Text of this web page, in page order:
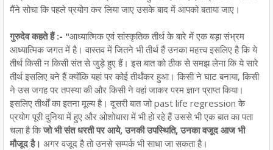
मैंने सोचा कि पहले प्रयोग कर लिया जाए उसके बाद में आपको बताया जाए।
गुरुदेव कहते हैं :- "आध्यात्मिक एवं सांस्कृतिक तीर्थ के बारे में एक बड़ा संभ्रम
आध्यात्मिक जगत में है। वास्तव में जितने भी तीर्थ हैं उनका महत्त्व इसलिए है कि ये
तीर्थ किसी न किसी संत से जुड़े हुए हैं। इस बात को ठीक से समझ लेना कि ये सारे
तीर्थ इसलिए बने हैं क्योंकि यहां पर कोई तीर्थंकर हुआ। किसी ने घाट बनाया, किसी
ने उस जगह पर तपस्या की और किसी ने वहां जाकर परम ज्ञान प्राप्त किया।
इसलिए तीर्थों का इतना मूल्य है। दूसरी बात जो past life regression के
प्रयोग पूरी दुनिया में हुए और ओशोधारा में भी हो रहे हैं उससे भी एक बात का पता
चला है किजो भी संत धरती पर आये, उनकी उपस्थिति, उनका वजूद आज भी
मौजूद है। अगर वजूद है तो उनसे सम्पर्क भी साधा जा सकता है।